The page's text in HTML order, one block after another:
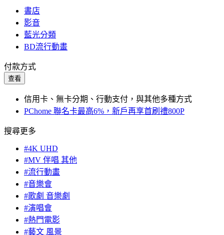
書店
影音
藍光分類
BD流行動畫
付款方式
查看
信用卡、無卡分期、行動支付，與其他多種方式
PChome 聯名卡最高6%，新戶再享首刷禮800P
搜尋更多
#4K UHD
#MV 伴唱 其他
#流行動畫
#音樂會
#歌劇 音樂劇
#演唱會
#熱門電影
#藝文 風景